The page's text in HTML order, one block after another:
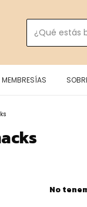
MEMBRESÍAS
No